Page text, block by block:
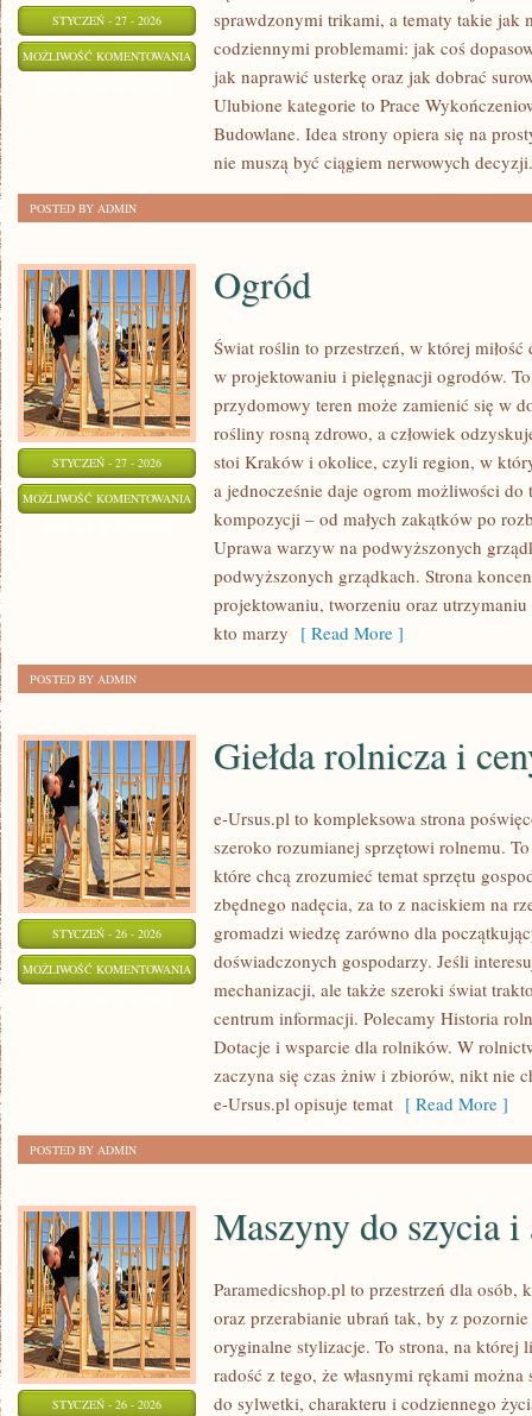
STYCZEŃ - 27 - 2026
MOŻLIWOŚĆ KOMENTOWANIA NARZĘDZIA
RĘCZNE
ELEKTRONARZĘDZIA
sprawdzonymi trikami, a tematy takie jak
codziennymi problemami: jak coś
jak naprawić usterkę oraz jak dobrać
Ulubione kategorie to Prace
Budowlane. Idea strony opiera się na
nie muszą być ciągiem nerwowych
POSTED BY ADMIN
STYCZEŃ - 27 - 2026
MOŻLIWOŚĆ KOMENTOWANIA OGRÓD
Ogród
Świat roślin to przestrzeń, w której
w projektowaniu i pielęgnacji ogrodów.
przydomowy teren może zamienić się w
rośliny rosną zdrowo, a człowiek
stoi Kraków i okolice, czyli region, w
a jednocześnie daje ogrom możliwości do
kompozycji – od małych zakątków po
Uprawa warzyw na podwyższonych
podwyższonych grządkach. Strona
projektowaniu, tworzeniu oraz
kto marzy [ Read More ]
POSTED BY ADMIN
STYCZEŃ - 26 - 2026
MOŻLIWOŚĆ KOMENTOWANIA GIEŁDA
ROLNICZA
CENY
PRODUKTÓW
Giełda rolnicza i
e-Ursus.pl to kompleksowa strona
szeroko rozumianej sprzętowi rolnemu.
które chcą zrozumieć temat sprzętu
zbędnego nadęcia, za to z naciskiem na
gromadzi wiedzę zarówno dla
doświadczonych gospodarzy. Jeśli
mechanizacji, ale także szeroki świat
centrum informacji. Polecamy Historia
Dotacje i wsparcie dla rolników. W
zaczyna się czas żniw i zbiorów, nikt nie
e-Ursus.pl opisuje temat [ Read More ]
POSTED BY ADMIN
STYCZEŃ - 26 - 2026
Maszyny do szycia i
Paramedicshop.pl to przestrzeń dla osób,
oraz przerabianie ubrań tak, by z
oryginalne stylizacje. To strona, na której
radość z tego, że własnymi rękami
do sylwetki, charakteru i codziennego